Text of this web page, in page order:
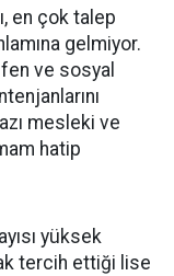
en çok talep
gelmiyor.
ve sosyal
mesleki ve
hatip
yüksek
tercih ettiği lise